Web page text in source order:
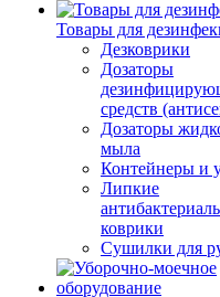
Товары для
Дезковрики
Дозаторы
средств
Дозаторы
мыла
Контейнеры и
Липкие
коврики
Сушилки для